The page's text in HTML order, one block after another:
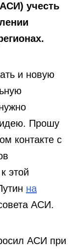
учесть
и новую
идею. Прошу
контакте с
этой
на
АСИ.
АСИ при